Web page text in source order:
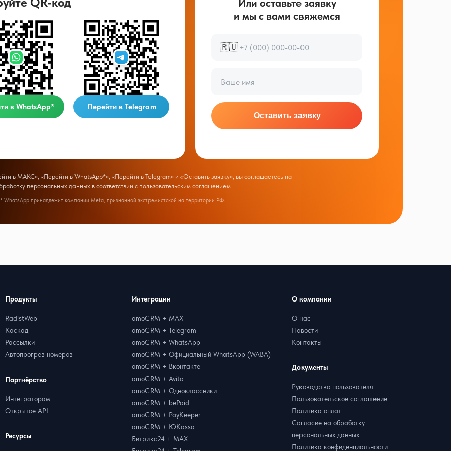
в WhatsApp* Перейти в Telegram
Или оставьте заявку
и мы с вами свяжемся
🇷🇺
Оставить заявку
в МАКС», «Перейти в WhatsApp*», «Перейти в Telegram» и «Оставить заявку», вы соглашаетесь на
персональных данных в соответствии с пользовательским соглашением
* WhatsApp принадлежит компании Meta, признанной экстремистской на территории РФ.
Интеграции
amoCRM + MAX
amoCRM + Telegram
amoCRM + WhatsApp
amoCRM + Официальный WhatsApp (WABA)
amoCRM + Вконтакте
amoCRM + Avito
amoCRM + Одноклассники
amoCRM + bePaid
amoCRM + PayKeeper
amoCRM + ЮKassa
Битрикс24 + MAX
Продукты
RadistWeb
Каскад
Рассылки
Автопрогрев номеров
Партнёрство
Интеграторам
Открытое API
Ресурсы
О компании
О нас
Новости
Контакты
Документы
Руководство пользователя
Пользовательское соглашение
Политика оплат
Согласие на обработку
персональных данных
Политика конфиденциальности